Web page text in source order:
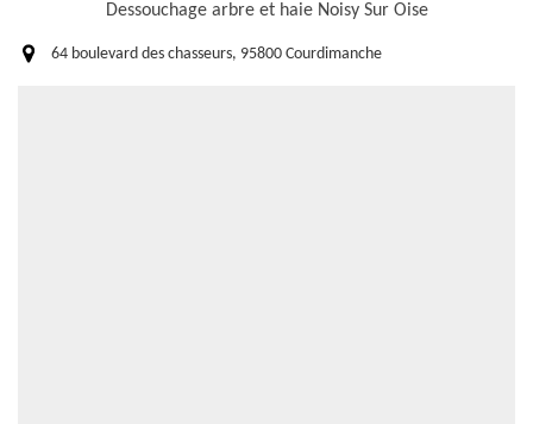
Dessouchage arbre et haie Noisy Sur Oise
64 boulevard des chasseurs, 95800 Courdimanche